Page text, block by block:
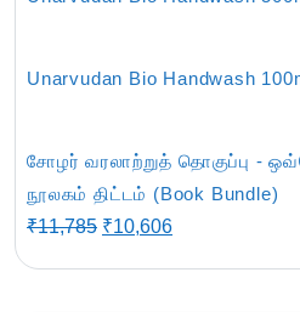
Unarvudan Bio Handwash
சோழர் வரலாற்றுத் தொகுப்பு -
நூலகம் திட்டம் (Book Bundle)
₹11,785 Original
₹10,606Current